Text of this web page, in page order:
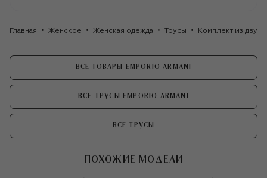
Главная Женское Женская одежда Трусы Комплект из двух
ВСЕ ТОВАРЫ EMPORIO ARMANI
ВСЕ ТРУСЫ EMPORIO ARMANI
ВСЕ ТРУСЫ
ПОХОЖИЕ МОДЕЛИ